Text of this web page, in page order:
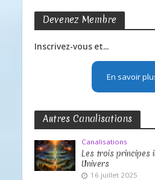
Devenez Membre
Inscrivez-vous et...
En savoir
Autres Canalisations
Canalisations
Les trois principes
Univers
16 juillet 2025